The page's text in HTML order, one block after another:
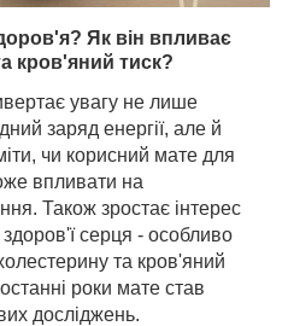
Як він впливає
кров'яний тиск?
увагу не лише
заряд енергії, але й
чи корисний мате для
впливати на
Також зростає інтерес
здоров'ї серця - особливо
та кров'яний
роки мате став
досліджень.